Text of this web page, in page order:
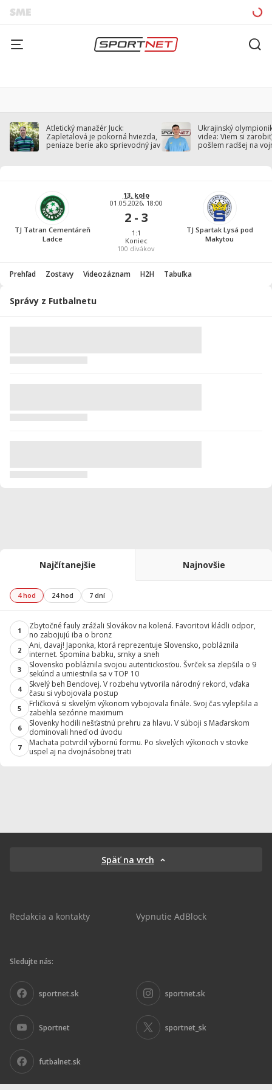
Atletický manažér Juck:
Zapletalová je pokorná hviezda,
peniaze berie ako sprievodný jav
Ukrajinský
videa: Viem si
pošlem radšej na
TJ Tatran Cementáreň
Ladce
13. kolo
01.05.2026, 18:00
2 - 3
1:1
Koniec
100 divákov
TJ Spartak Lysá pod
Makytou
Prehľad Zostavy Videozáznam H2H Tabuľka
Správy z Futbalnetu
Najčítanejšie Najnovšie
4 hod 24 hod 7 dní
1
Zbytočné fauly zrážali Slovákov na kolená. Favoritovi kládli odpor,
no zabojujú iba o bronz
2
Ani, davaj! Japonka, ktorá reprezentuje Slovensko, pobláznila
internet. Spomína babku, srnky a sneh
3
Slovensko pobláznila svojou autentickosťou. Švrček sa zlepšila o 9
sekúnd a umiestnila sa v TOP 10
4
Skvelý beh Bendovej. V rozbehu vytvorila národný rekord, vďaka
času si vybojovala postup
5
Frličková si skvelým výkonom vybojovala finále. Svoj čas vylepšila a
zabehla sezónne maximum
6
Slovenky hodili nešťastnú prehru za hlavu. V súboji s Maďarskom
dominovali hneď od úvodu
7
Machata potvrdil výbornú formu. Po skvelých výkonoch v stovke
uspel aj na dvojnásobnej trati
Späť na vrch
Redakcia a kontakty Vypnutie AdBlock
Sledujte nás:
sportnet.sk sportnet.sk
Sportnet sportnet_sk
futbalnet.sk